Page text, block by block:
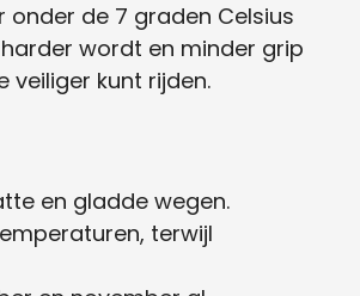
de 7 graden Celsius
wordt en minder grip
veiliger kunt rijden.
en gladde wegen.
terwijl